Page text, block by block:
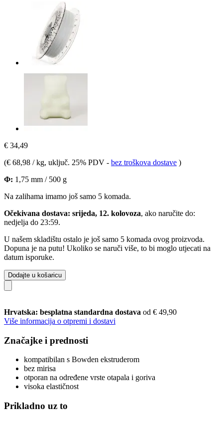
€ 34,49
(€ 68,98 / kg, uključ. 25% PDV - bez troškova dostave )
Φ: 1,75 mm / 500 g
Na zalihama imamo još samo 5 komada.
Očekivana dostava: srijeda, 12. kolovoza, ako naručite do:
nedjelja do 23:59.
U našem skladištu ostalo je još samo 5 komada ovog proizvoda.
Dopuna je na putu! Ukoliko se naruči više, to bi moglo utjecati na
datum isporuke.
Dodajte u košaricu
Hrvatska: besplatna standardna dostava od € 49,90
Više informacija o otpremi i dostavi
Značajke i prednosti
kompatibilan s Bowden ekstruderom
bez mirisa
otporan na određene vrste otapala i goriva
visoka elastičnost
Prikladno uz to